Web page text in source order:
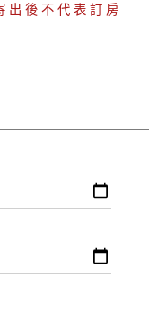
出後不代表訂房